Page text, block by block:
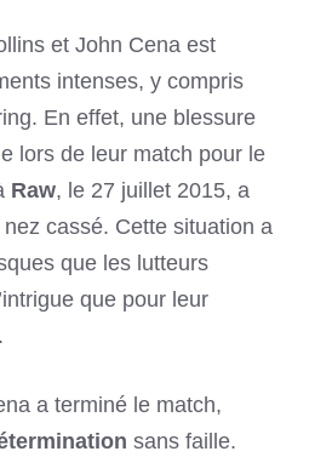
et John Cena est
intenses, y compris
En effet, une blessure
lors de leur match pour le
Raw, le 27 juillet 2015, a
cassé. Cette situation a
que les lutteurs
que pour leur
a terminé le match,
sans faille.